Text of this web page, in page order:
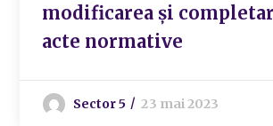
modificarea și
acte normative
Sector 5 23 mai 2023